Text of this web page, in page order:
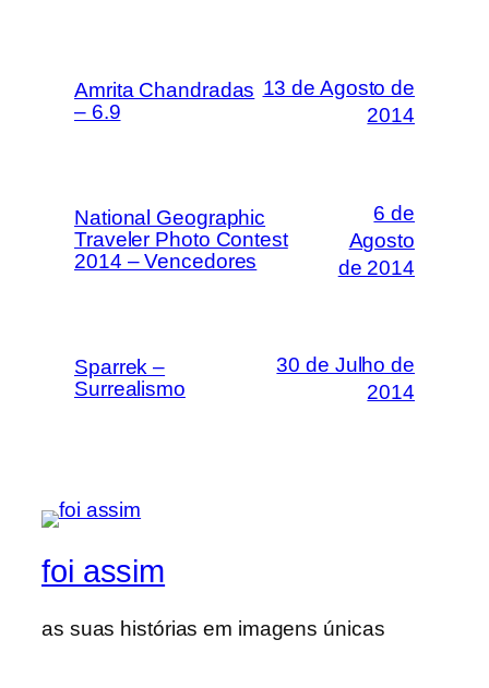
Amrita Chandradas
– 6.9
13 de Agosto de
2014
National Geographic
Traveler Photo Contest
2014 – Vencedores
6 de
Agosto
de 2014
Sparrek –
Surrealismo
30 de Julho de
2014
foi assim
as suas histórias em imagens únicas